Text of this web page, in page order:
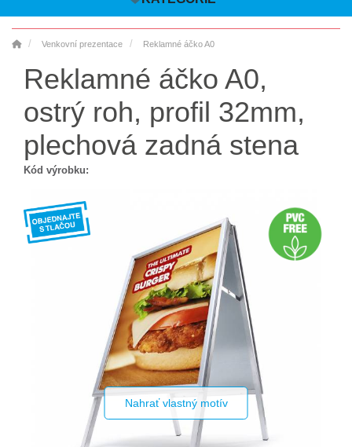
Venkovní prezentace Reklamné áčko A0
Reklamné áčko A0,
ostrý roh, profil 32mm,
plechová zadná stena
Kód výrobku:
Nahrať vlastný motív